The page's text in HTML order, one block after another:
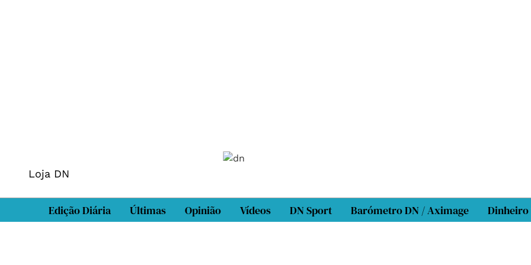
Loja DN
Edição Diária Últimas Opinião Vídeos DN Sport Barómetro DN / Aximage Dinheiro